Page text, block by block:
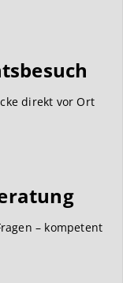
direkt vor Ort
– kompetent